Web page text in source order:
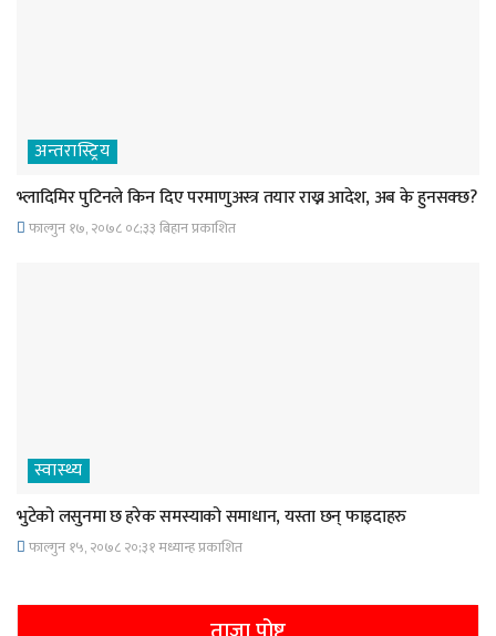
अन्तरास्ट्रिय
भ्लादिमिर पुटिनले किन दिए परमाणुअस्त्र तयार राख्न आदेश, अब के हुनसक्छ?
फाल्गुन १७, २०७८ ०८;३३ बिहान प्रकाशित
स्वास्थ्य
भुटेको लसुनमा छ हरेक समस्याको समाधान, यस्ता छन् फाइदाहरु
फाल्गुन १५, २०७८ २०;३१ मध्यान्ह प्रकाशित